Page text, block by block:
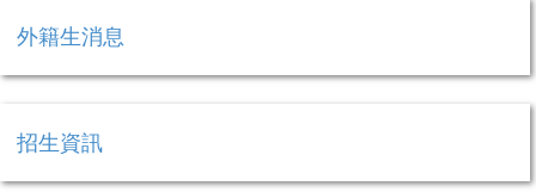
外籍生消息
招生資訊